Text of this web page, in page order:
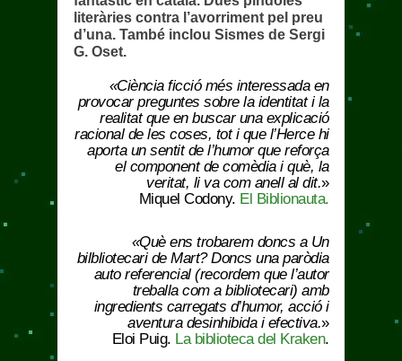
literàries contra l’avorriment pel preu
d’una. També inclou Sismes de Sergi
G. Oset.
«Ciència ficció més interessada en
provocar preguntes sobre la identitat i la
realitat que en buscar una explicació
racional de les coses, tot i que l’Herce hi
aporta un sentit de l’humor que reforça
el component de comèdia i què, la
veritat, li va com anell al dit.»
Miquel Codony. El Biblionauta.
«Què ens trobarem doncs a Un
bilbliotecari de Mart? Doncs una paròdia
auto referencial (recordem que l’autor
treballa com a bibliotecari) amb
ingredients carregats d’humor, acció i
aventura desinhibida i efectiva.»
Eloi Puig. La biblioteca del Kraken.